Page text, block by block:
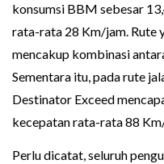
konsumsi BBM sebesar
rata-rata 28 Km/jam. Rute
mencakup kombinasi
Sementara itu, pada rute
Destinator Exceed
kecepatan rata-rata 88
Perlu dicatat, seluruh